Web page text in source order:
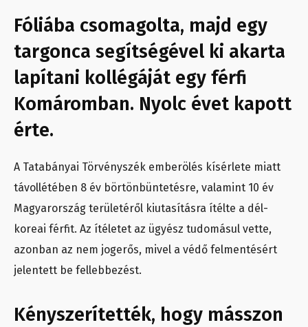
Fóliába csomagolta, majd egy
targonca segítségével ki akarta
lapítani kollégáját egy férfi
Komáromban. Nyolc évet kapott
érte.
A Tatabányai Törvényszék emberölés kísérlete miatt
távollétében 8 év börtönbüntetésre, valamint 10 év
Magyarország területéről kiutasításra ítélte a dél-
koreai férfit. Az ítéletet az ügyész tudomásul vette,
azonban az nem jogerős, mivel a védő felmentésért
jelentett be fellebbezést.
Kényszerítették, hogy másszon